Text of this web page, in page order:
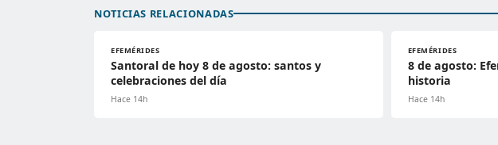
NOTICIAS RELACIONADAS
EFEMÉRIDES
Santoral de hoy 8 de agosto: santos y
celebraciones del día
Hace 14h
EFEMÉRIDES
8 de agosto:
historia
Hace 14h